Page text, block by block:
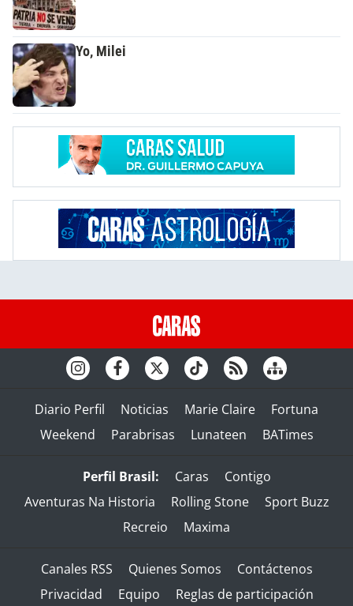
Yo, Milei
Diario Perfil Noticias Marie Claire
Fortuna
Weekend
Parabrisas Lunateen BATimes
Perfil Brasil: Caras
Contigo
Aventuras Na Historia
Rolling Stone
Sport Buzz
Recreio
Maxima
Canales RSS Quienes Somos
Contáctenos
Privacidad
Equipo Reglas de participación